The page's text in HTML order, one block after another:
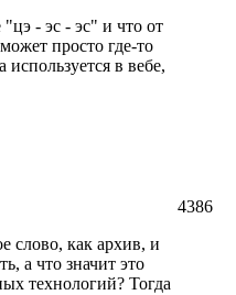
- эс - эс" и что от
просто где-то
в вебе,
слово, как архив, и
а что значит это
технологий? Тогда
4386